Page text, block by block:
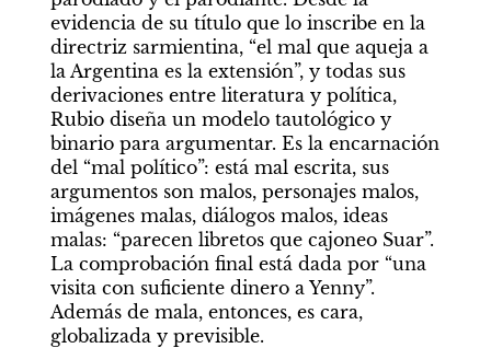
evidencia de su título que lo inscribe en la
directriz sarmientina, “el mal que aqueja a
la Argentina es la extensión”, y todas sus
derivaciones entre literatura y política,
Rubio diseña un modelo tautológico y
binario para argumentar. Es la encarnación
del “mal político”: está mal escrita, sus
argumentos son malos, personajes malos,
imágenes malas, diálogos malos, ideas
malas: “parecen libretos que cajoneo Suar”.
La comprobación final está dada por “una
visita con suficiente dinero a Yenny”.
Además de mala, entonces, es cara,
globalizada y previsible.